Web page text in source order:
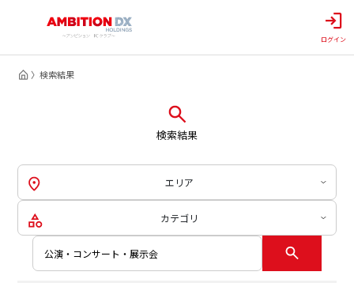
ログイン
検索結果
検索結果
エリア
カテゴリ